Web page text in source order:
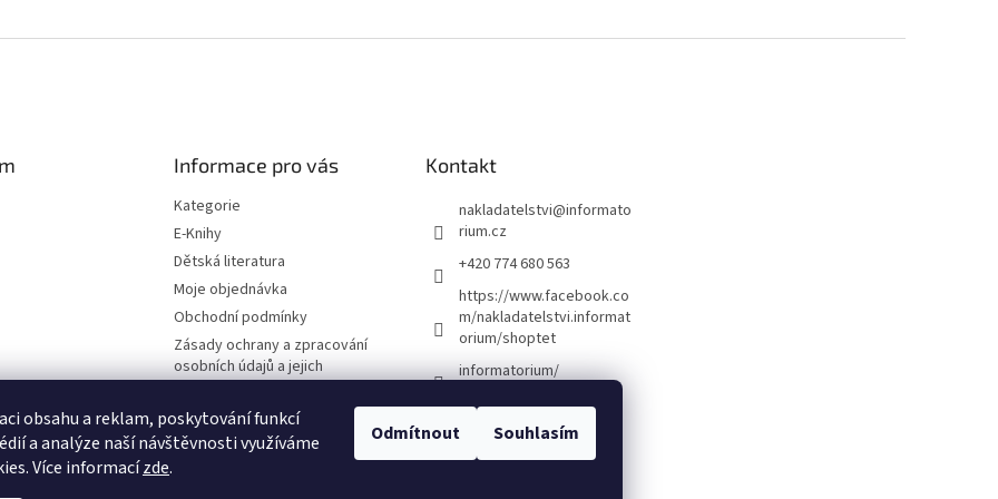
obsahu a reklam, poskytování funkcí
a analýze naší návštěvnosti využíváme
Více informacízde.
Odmítnout Souhlasím
Informace pro vás
Kategorie
E-Knihy
Dětská literatura
Moje objednávka
Obchodní podmínky
Zásady ochrany a zpracování
osobních údajů a jejich
O nás
Kontakty
Kontakt
nakladatelstvi@informato
rium.cz
+420 774 680 563
https://www.facebook.co
m/nakladatelstvi.informat
orium/shoptet
informatorium/